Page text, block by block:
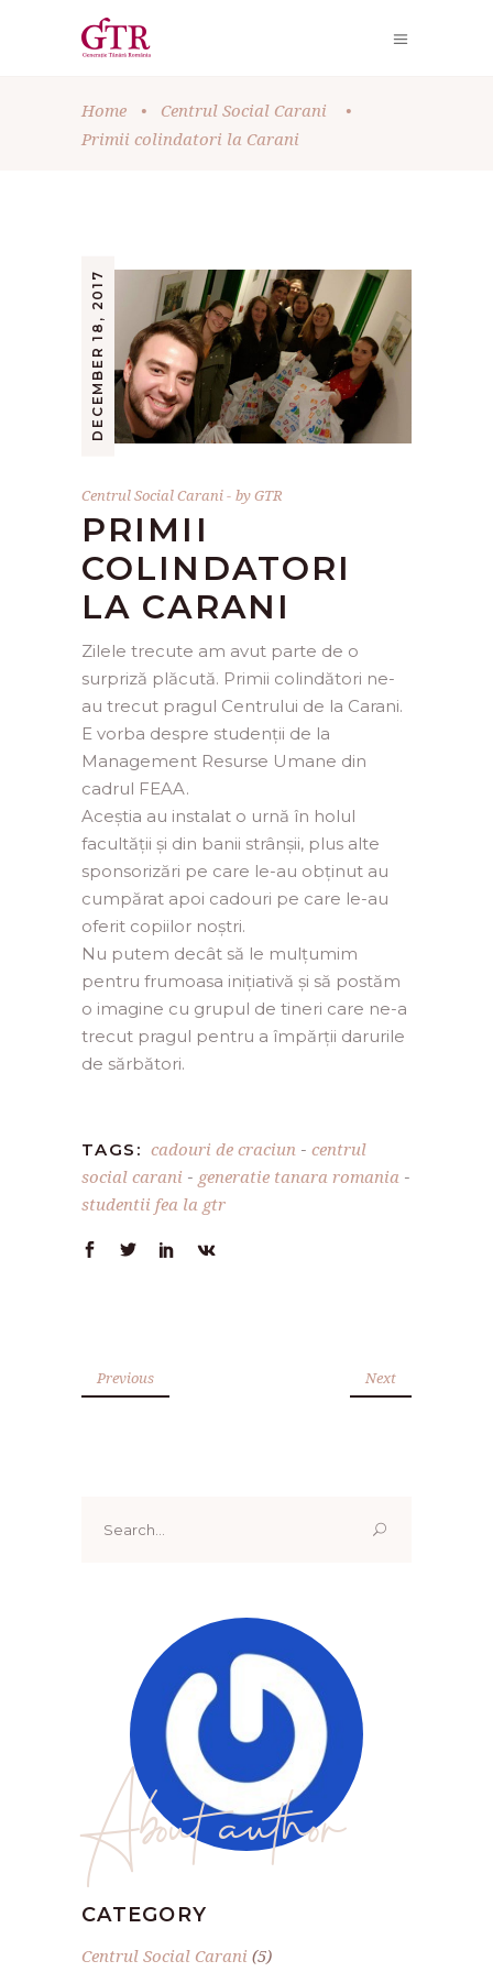
Home • Centrul Social Carani
•
Primii colindatori la Carani
DECEMBER 18, 2017
Centrul Social Carani byGTR
PRIMII
COLINDATORI
LA CARANI
Zilele trecute am avut parte de o
surpriză plăcută. Primii colindători ne-
au trecut pragul Centrului de la Carani.
E vorba despre studenții de la
Management Resurse Umane din
cadrul FEAA.
Aceștia au instalat o urnă în holul
facultății și din banii strânșii, plus alte
sponsorizări pe care le-au obținut au
cumpărat apoi cadouri pe care le-au
oferit copiilor noștri.
Nu putem decât să le mulțumim
pentru frumoasa inițiativă și să postăm
o imagine cu grupul de tineri care ne-a
trecut pragul pentru a împărții darurile
de sărbători.
TAGS: cadouri de craciun - centrul
social carani - generatie tanara romania -
studentii fea la gtr
Previous Next
for:
About author
CATEGORY
Centrul Social Carani (5)